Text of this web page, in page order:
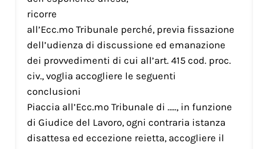
ricorre
all’Ecc.mo Tribunale perché, previa fissazione
dell’udienza di discussione ed emanazione
dei provvedimenti di cui all’art. 415 cod. proc.
civ., voglia accogliere le seguenti
conclusioni
Piaccia all’Ecc.mo Tribunale di ….., in funzione
di Giudice del Lavoro, ogni contraria istanza
disattesa ed eccezione reietta, accogliere il